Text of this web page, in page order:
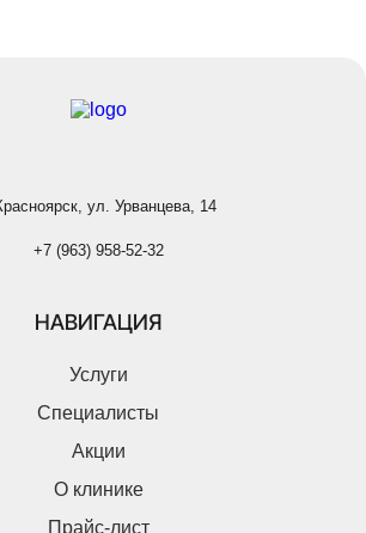
ул. Урванцева, 14
+7 (963) 958-52-32
НАВИГАЦИЯ
Услуги
Специалисты
Акции
О клинике
Прайс-лист